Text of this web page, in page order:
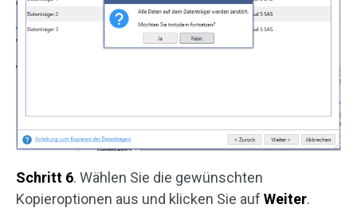
Schritt 6. Wählen Sie die gewünschten
Kopieroptionen aus und klicken Sie auf Weiter.